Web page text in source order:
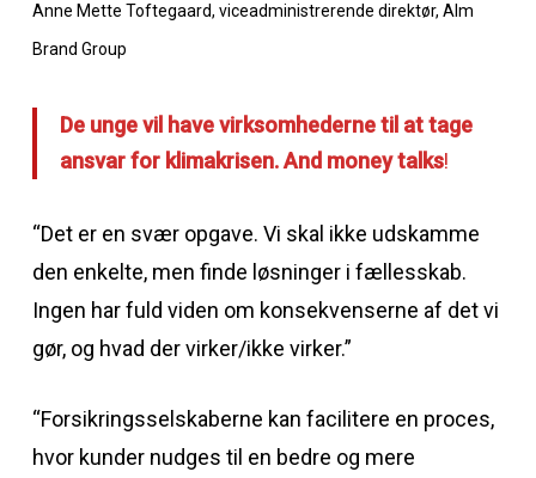
Anne Mette Toftegaard, viceadministrerende direktør, Alm
Brand Group
De unge vil have virksomhederne til at tage
ansvar for klimakrisen. And money talks!
“Det er en svær opgave. Vi skal ikke udskamme
den enkelte, men finde løsninger i fællesskab.
Ingen har fuld viden om konsekvenserne af det vi
gør, og hvad der virker/ikke virker.”
“Forsikringsselskaberne kan facilitere en proces,
hvor kunder nudges til en bedre og mere